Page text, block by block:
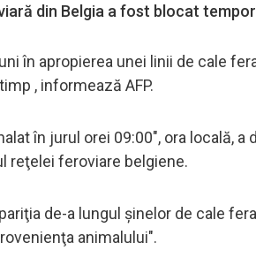
din Belgia a fost blocat
în apropierea unei linii de cale
, informează AFP.
în jurul orei 09:00", ora locală,
reţelei feroviare belgiene.
de-a lungul şinelor de cale
animalului".